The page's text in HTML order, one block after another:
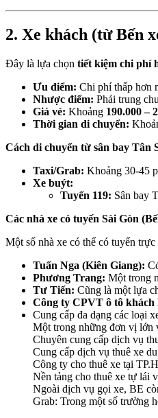
2. Xe khách (từ Bến
Đây là lựa chọn tiết kiệm chi phí
Ưu điểm: Chi phí thấp hơn
Nhược điểm: Phải trung
Giá vé: Khoảng 190.000 –
Thời gian di chuyển:
Cách di chuyển từ sân bay Tân
Taxi/Grab: Khoảng 30-45
Xe buýt:
Tuyến 119: Sân bay
Các nhà xe có tuyến Sài Gòn
Một số nhà xe có thể có tuyến
Tuấn Nga (Kiên Giang):
Phương Trang: Một trong
Tư Tiến: Cũng là một lựa
Công ty CPVT ô tô khách
Cung cấp đa dạng các loại
Một trong những đơn vị lớn
Chuyên cung cấp dịch vụ
Cung cấp dịch vụ thuê xe
Công ty cho thuê xe tại
Nền tảng cho thuê xe tự lái
Ngoài dịch vụ gọi xe, BE
Grab: Trong một số trường